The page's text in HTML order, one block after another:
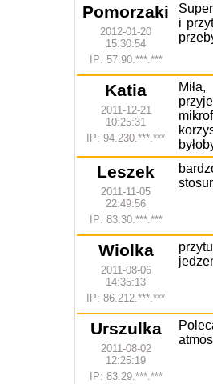
Pomorzaki
2012-01-20
15:30:54
IP: 57.90.***.***
i
Katia
2011-12-21
10:25:31
IP: 94.230.***.***
Leszek
2011-11-05
22:49:56
IP: 83.30.***.***
Wiolka
2011-08-06
14:35:13
IP: 86.212.***.***
Urszulka
2011-08-02
12:25:19
IP: 83.29.***.***